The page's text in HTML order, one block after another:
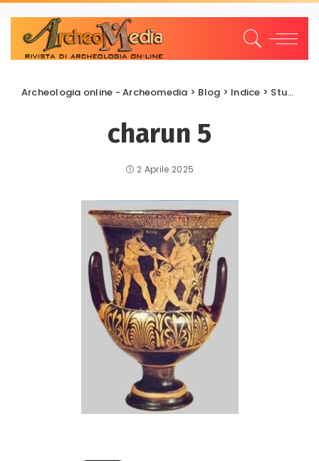
Archeologia online - Archeomedia > Blog > Indice > Studi e Ricerche
charun 5
2 Aprile 2025